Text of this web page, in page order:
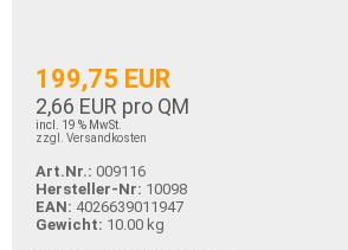
199,75 EUR
2,66 EUR pro QM
incl. 19 % MwSt.
zzgl. Versandkosten
Art.Nr.: 009116
Hersteller-Nr: 10098
EAN: 4026639011947
Gewicht: 10.00 kg